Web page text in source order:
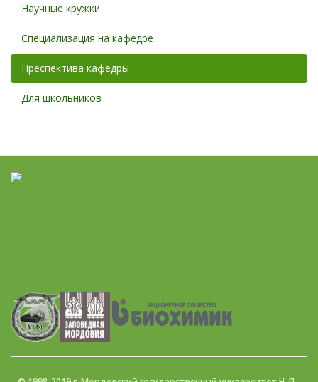
Научные кружки
Специализация на кафедре
Преспектива кафедры
Для школьников